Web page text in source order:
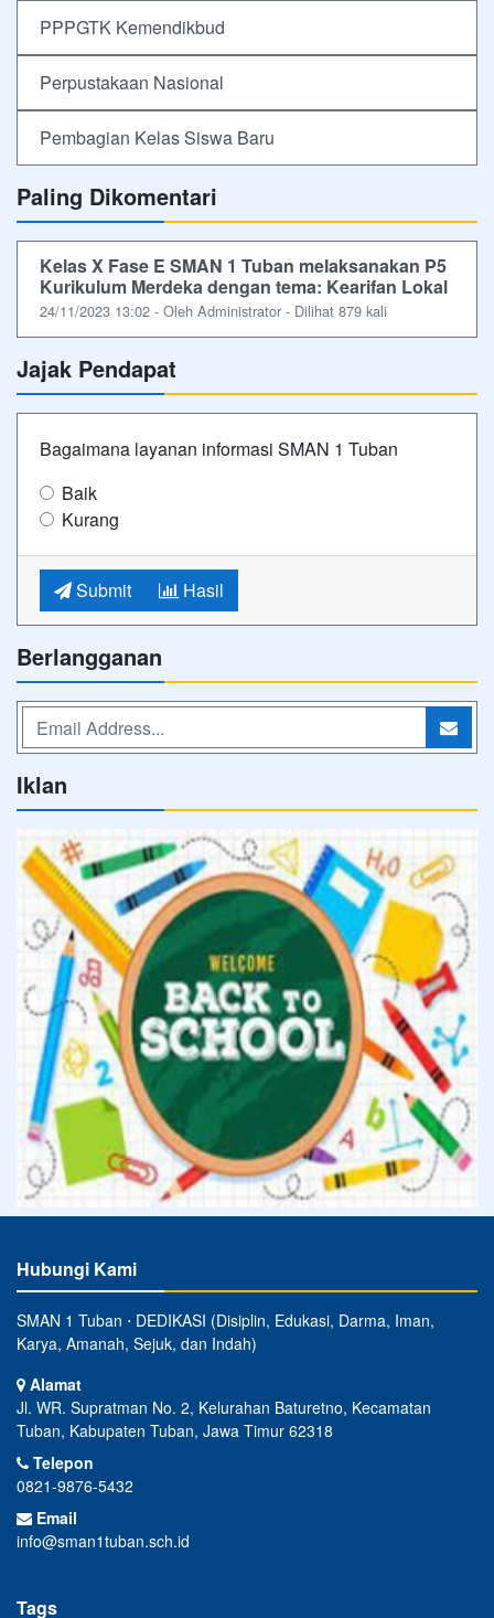
PPPGTK Kemendikbud
Perpustakaan Nasional
Pembagian Kelas Siswa Baru
Paling Dikomentari
Kelas X Fase E SMAN 1 Tuban melaksanakan P5
Kurikulum Merdeka dengan tema: Kearifan Lokal
24/11/2023 13:02 - Oleh Administrator - Dilihat 879 kali
Jajak Pendapat
Bagaimana layanan informasi SMAN 1 Tuban
Baik
Kurang
Submit Hasil
Berlangganan
Iklan
Hubungi Kami
SMAN 1 Tuban ⋅ DEDIKASI (Disiplin, Edukasi, Darma, Iman,
Karya, Amanah, Sejuk, dan Indah)
Alamat
Jl. WR. Supratman No. 2, Kelurahan Baturetno, Kecamatan
Tuban, Kabupaten Tuban, Jawa Timur 62318
Telepon
0821-9876-5432
Email
info@sman1tuban.sch.id
Tags